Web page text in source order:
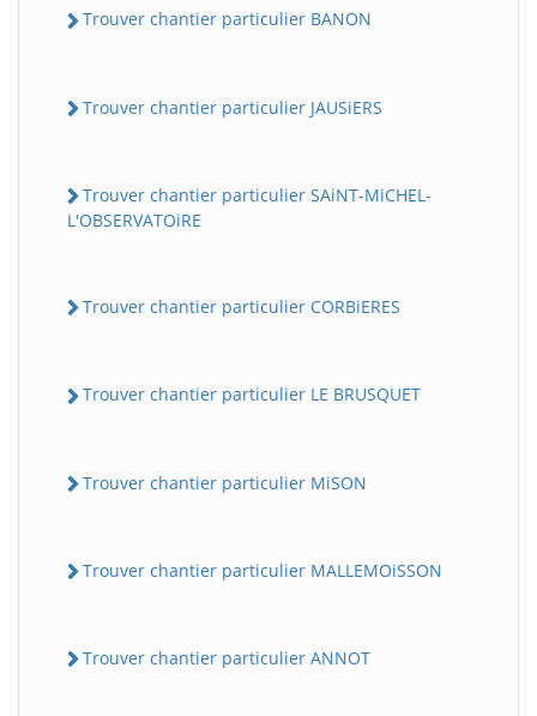
Trouver chantier particulier BANON
Trouver chantier particulier JAUSiERS
Trouver chantier particulier SAiNT-MiCHEL-
L'OBSERVATOiRE
Trouver chantier particulier CORBiERES
Trouver chantier particulier LE BRUSQUET
Trouver chantier particulier MiSON
Trouver chantier particulier MALLEMOiSSON
Trouver chantier particulier ANNOT